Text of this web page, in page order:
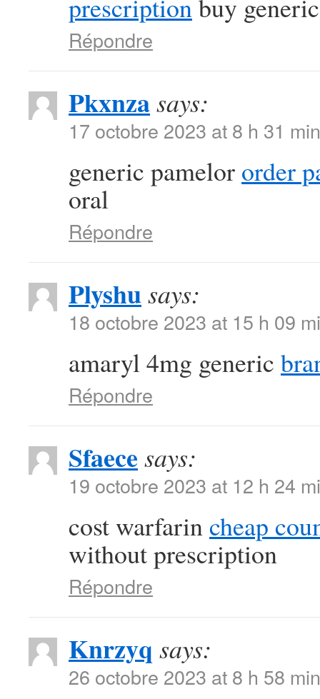
prescriptionbuy
Répondre
Pkxnzasays:
17 octobre 2023 at 8 h 31 min
generic pamelor order
oral
Répondre
Plyshusays:
18 octobre 2023 at 15 h 09
amaryl 4mg generic
Répondre
Sfaece says:
19 octobre 2023 at 12 h 24
cost warfarin cheap
without prescription
Répondre
Knrzyq says:
26 octobre 2023 at 8 h 58 min